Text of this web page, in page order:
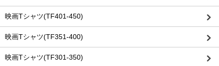
映画Tシャツ(TF401-450)
映画Tシャツ(TF351-400)
映画Tシャツ(TF301-350)